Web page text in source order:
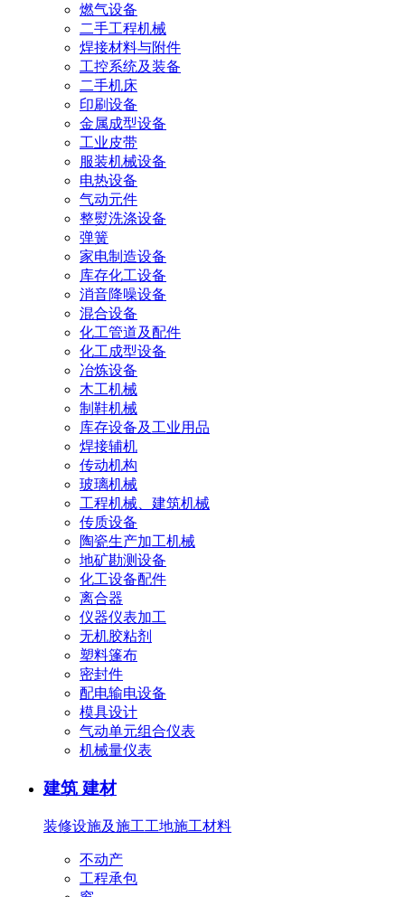
燃气设备
二手工程机械
焊接材料与附件
工控系统及装备
二手机床
印刷设备
金属成型设备
工业皮带
服装机械设备
电热设备
气动元件
整熨洗涤设备
弹簧
家电制造设备
库存化工设备
消音降噪设备
混合设备
化工管道及配件
化工成型设备
冶炼设备
木工机械
制鞋机械
库存设备及工业用品
焊接辅机
传动机构
玻璃机械
工程机械、建筑机械
传质设备
陶瓷生产加工机械
地矿勘测设备
化工设备配件
离合器
仪器仪表加工
无机胶粘剂
塑料篷布
密封件
配电输电设备
模具设计
气动单元组合仪表
机械量仪表
建筑 建材
装修设施及施工工地施工材料
不动产
工程承包